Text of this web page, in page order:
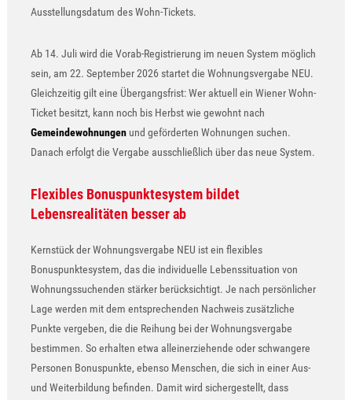
Ausstellungsdatum des Wohn-Tickets.
Ab 14. Juli wird die Vorab-Registrierung im neuen System möglich
sein, am 22. September 2026 startet die Wohnungsvergabe NEU.
Gleichzeitig gilt eine Übergangsfrist: Wer aktuell ein Wiener Wohn-
Ticket besitzt, kann noch bis Herbst wie gewohnt nach
Gemeindewohnungenund geförderten Wohnungen suchen.
Danach erfolgt die Vergabe ausschließlich über das neue System.
Flexibles Bonuspunktesystem bildet
Lebensrealitäten besser ab
Kernstück der Wohnungsvergabe NEU ist ein flexibles
Bonuspunktesystem, das die individuelle Lebenssituation von
Wohnungssuchenden stärker berücksichtigt. Je nach persönlicher
Lage werden mit dem entsprechenden Nachweis zusätzliche
Punkte vergeben, die die Reihung bei der Wohnungsvergabe
bestimmen. So erhalten etwa alleinerziehende oder schwangere
Personen Bonuspunkte, ebenso Menschen, die sich in einer Aus-
und Weiterbildung befinden. Damit wird sichergestellt, dass